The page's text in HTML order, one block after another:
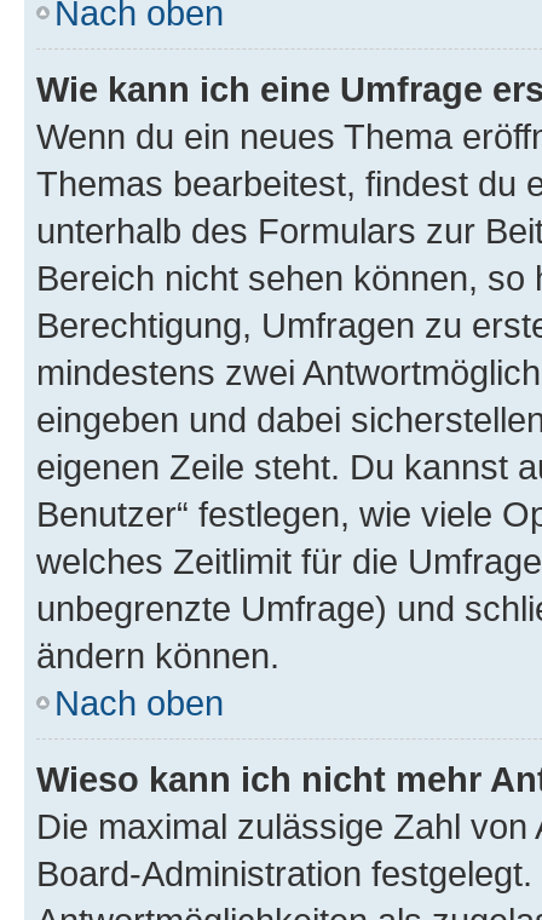
Nach oben
Wie kann ich eine Umfrage
Wenn du ein neues Thema
Themas bearbeitest, findest du
unterhalb des Formulars zur
Bereich nicht sehen können,
Berechtigung, Umfragen zu
mindestens zwei
eingeben und dabei
eigenen Zeile steht. Du kannst
Benutzer“ festlegen, wie viele
welches Zeitlimit für die
unbegrenzte Umfrage) und
ändern können.
Nach oben
Wieso kann ich nicht mehr
Die maximal zulässige Zahl
Board-Administration